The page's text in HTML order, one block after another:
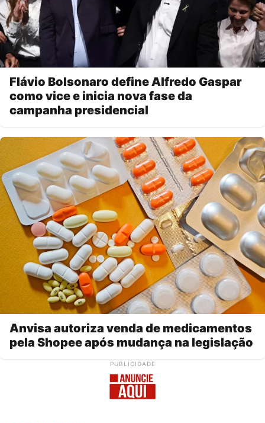
Flávio Bolsonaro define Alfredo Gaspar
como vice e inicia nova fase da
campanha presidencial
Anvisa autoriza venda de medicamentos
pela Shopee após mudança na legislação
PUBLICIDADE